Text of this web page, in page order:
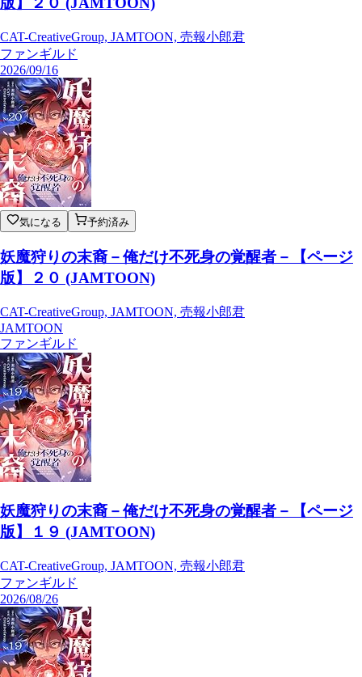
CAT-CreativeGroup, JAMTOON, 売報小郎君
ファンギルド
2026/09/16
気になる 予約済み
妖魔狩りの末裔－俺だけ不死身の覚醒者－【ページ
版】２０ (JAMTOON)
CAT-CreativeGroup, JAMTOON, 売報小郎君
JAMTOON
ファンギルド
妖魔狩りの末裔－俺だけ不死身の覚醒者－【ページ
版】１９ (JAMTOON)
CAT-CreativeGroup, JAMTOON, 売報小郎君
ファンギルド
2026/08/26